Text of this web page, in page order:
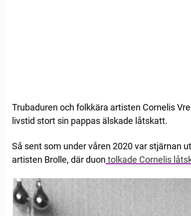
Trubaduren och folkkära artisten Cornelis
livstid stort sin pappas älskade låtskatt.
Så sent som under våren 2020 var stjärnan
artisten Brolle, där duon tolkade Cornelis